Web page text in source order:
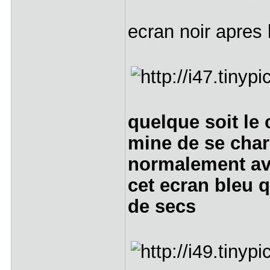
ecran noir apres
quelque soit le
mine de se
normalement
cet ecran bleu
de secs